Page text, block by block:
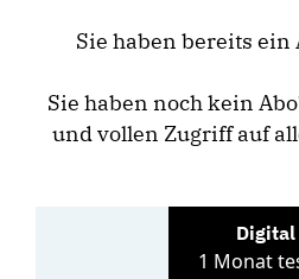
Sie haben bereits ein
Sie haben noch kein
und vollen Zugriff auf
Digital
1 Monat